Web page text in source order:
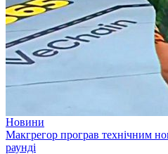
Новини
Макгрегор програв технічним
раунді